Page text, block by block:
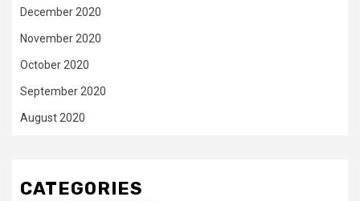
December 2020
November 2020
October 2020
September 2020
August 2020
CATEGORIES